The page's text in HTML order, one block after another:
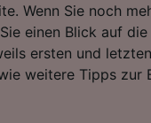
Wenn Sie noch
einen Blick auf
ersten und
weitere Tipps zur